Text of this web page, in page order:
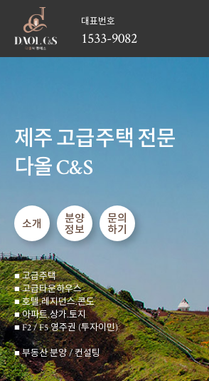
대표번호
1533-9082
제주 고급주택 전문
다올 C&S
소개
분양
정보
문의
하기
■ 고급주택
■ 고급타운하우스
■ 호텔.레지던스.콘도
■ 아파트.상가.토지
■ F2 / F5 영주권 (투자이민)
■ 부동산 분양 / 컨설팅